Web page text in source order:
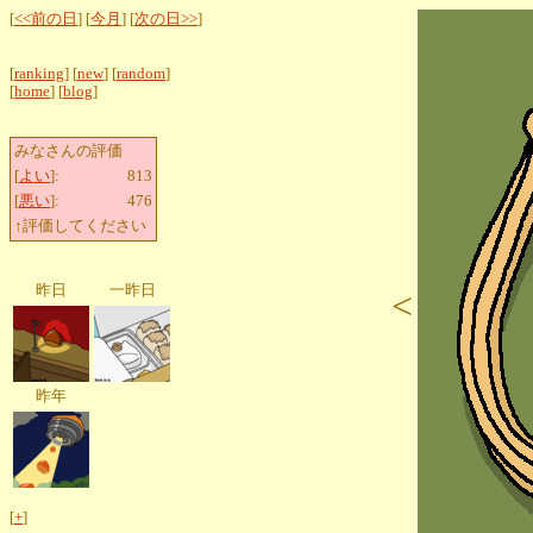
[<<前の日 ] [今月 ] [次の日>>]
[ranking] [new] [random]
[home] [blog]
みなさんの評価
[よい]:
813
[悪い]:
476
↑評価してください
昨日 一昨日
昨年
[+]
<